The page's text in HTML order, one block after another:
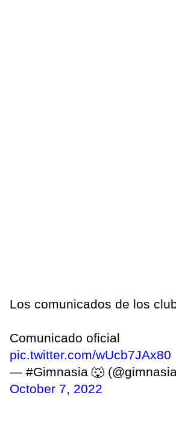
Los comunicados de los
Comunicado oficial
pic.twitter.com/wUcb7JAx80
— #Gimnasia 🐺
October 7, 2022